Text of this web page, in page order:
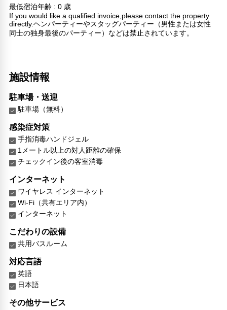
最低宿泊年齢 : 0 歳
If you would like a qualified invoice,please contact the property
directly.ヘンパーティーやスタッグパーティー（男性または女性
同士の独身最後のパーティー）などは禁止されています。
施設情報
駐車場・送迎
駐車場（無料）
感染症対策
手指消毒ハンドジェル
1メートル以上の対人距離の確保
チェックイン後の客室消毒
インターネット
ワイヤレス インターネット
Wi-Fi（共有エリア内）
インターネット
こだわりの設備
共用バスルーム
対応言語
英語
日本語
その他サービス